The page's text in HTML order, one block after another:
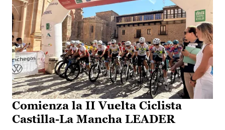
Comienza la II Vuelta Ciclista
Castilla-La Mancha LEADER